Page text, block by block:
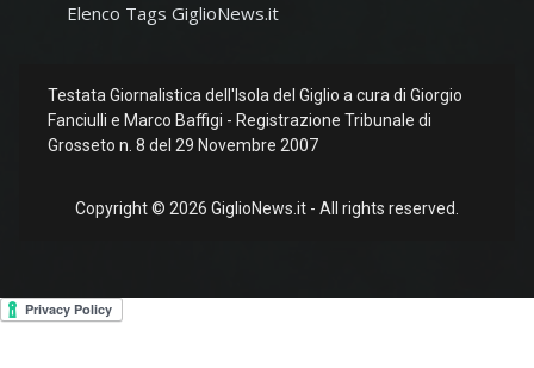
Elenco Tags GiglioNews.it
Testata Giornalistica dell'Isola del Giglio a cura di Giorgio
Fanciulli e Marco Baffigi - Registrazione Tribunale di
Grosseto n. 8 del 29 Novembre 2007
Copyright © 2026 GiglioNews.it - All rights reserved.